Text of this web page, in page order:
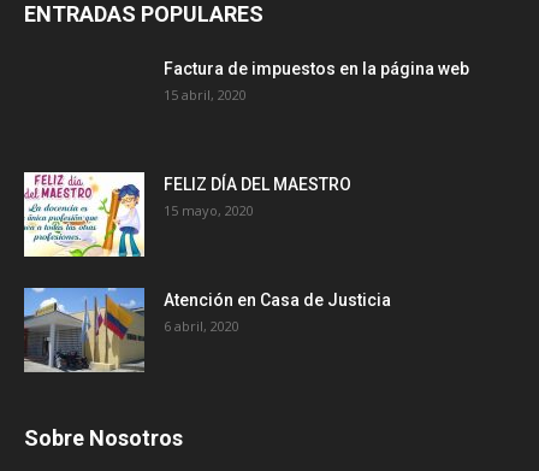
ENTRADAS POPULARES
Factura de impuestos en la página web
15 abril, 2020
FELIZ DÍA DEL MAESTRO
15 mayo, 2020
Atención en Casa de Justicia
6 abril, 2020
Sobre Nosotros